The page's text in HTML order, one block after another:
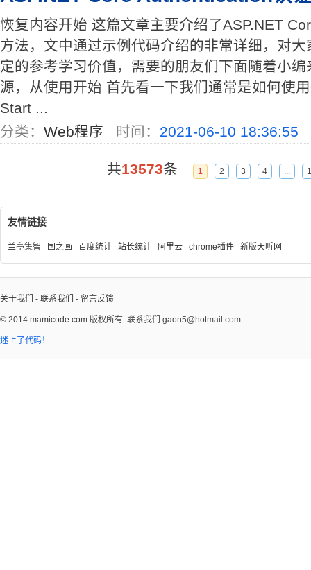
恢复内容开始 这篇文章主要介绍了ASP.NET
方法，文中通过示例代码介绍的非常详细，对
定的参考学习价值，需要的朋友们下面随着小
源，从使用开始 首先看一下我们通常是如何使
Start ...
分类： Web程序 时间： 2021-06-10 18:36:55
共13573条 1 2 3 4 ...
友情链接
兰亭集智 国之画 百度统计 站长统计 阿里云 chrome插件 新版天听网
关于我们 - 联系我们 - 留言反馈
© 2014 mamicode.com 版权所有 联系我们:gaon5@hotmail.com
迷上了代码！